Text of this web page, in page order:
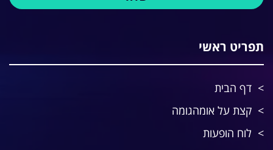
תפריט ראשי
דף הבית
קצת על אומהגומה
לוח הופעות